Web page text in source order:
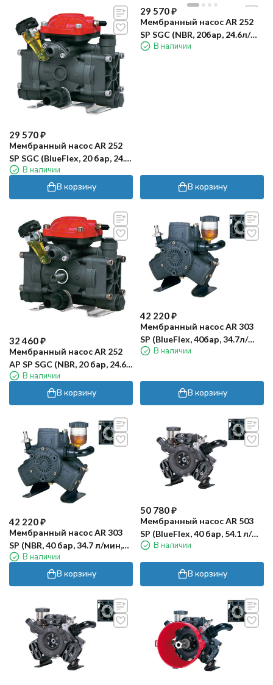
29 570₽
Мембранный насос AR 252
SP SGC (BlueFlex, 20 бар, 24.6
л/мин, внешний вал 20 мм)
В наличии
В корзину
29 570₽
Мембранный насос AR 252
SP SGC (NBR, 20бар, 24.6л/
мин, внешний вал 20 мм)
В наличии
В корзину
32 460₽
Мембранный насос AR 252
AP SP SGC (NBR, 20 бар, 24.6
л/мин, внешний вал 20 мм)
В наличии
В корзину
42 220₽
Мембранный насос AR 303
SP (BlueFlex, 40бар, 34.7л/
мин, полый вал 40мм)
В наличии
В корзину
42 220₽
Мембранный насос AR 303
SP (NBR, 40 бар, 34.7 л/мин,
полый вал 40 мм)
В наличии
В корзину
50 780₽
Мембранный насос AR 503
SP (BlueFlex, 40 бар, 54.1 л/
мин, полый вал 40 мм)
В наличии
В корзину